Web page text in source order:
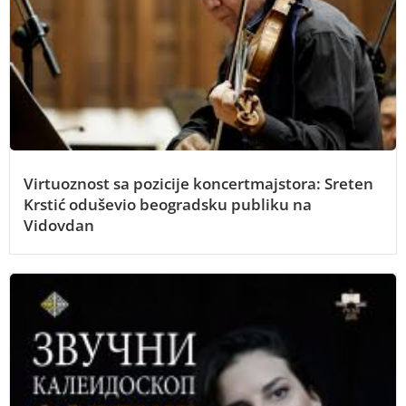
Virtuoznost sa pozicije koncertmajstora: Sreten
Krstić oduševio beogradsku publiku na
Vidovdan